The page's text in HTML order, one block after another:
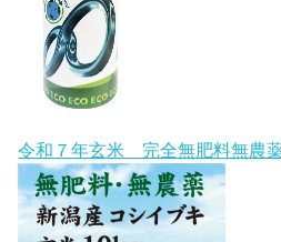
令和７年玄米 完全無肥料無農